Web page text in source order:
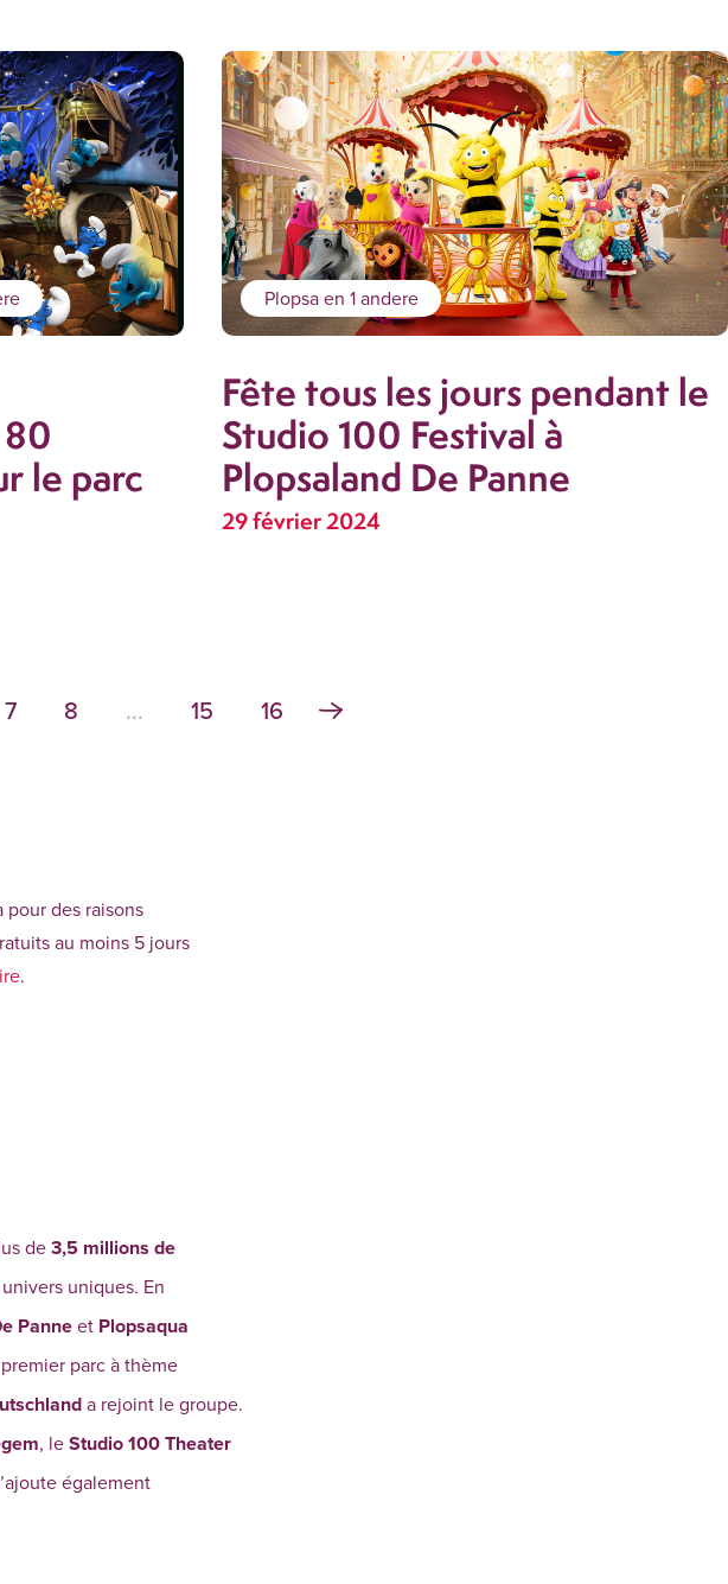
le parc
Plopsa en 1 andere
Fête tous les jours pendant le
Studio 100 Festival à
Plopsaland De Panne
29 février 2024
7 8 ... 15 16
pour des raisons
au moins 5 jours
.
de3,5 millions de
uniques. En
Panneet Plopsaqua
parc à thème
a rejoint le groupe.
, leStudio 100 Theater
également